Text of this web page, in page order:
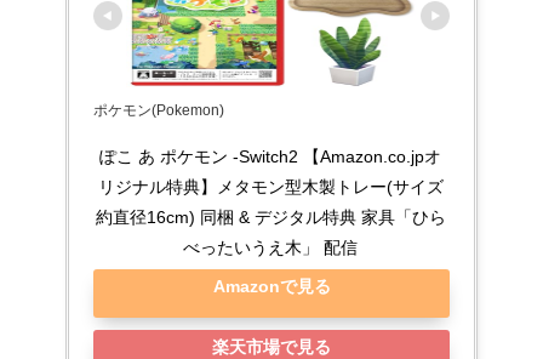
ポケモン(Pokemon)
ぽこ あ ポケモン -Switch2 【Amazon.co.jpオ
リジナル特典】メタモン型木製トレー(サイズ
約直径16cm) 同梱 & デジタル特典 家具「ひら
べったいうえ木」 配信
Amazonで見る
楽天市場で見る